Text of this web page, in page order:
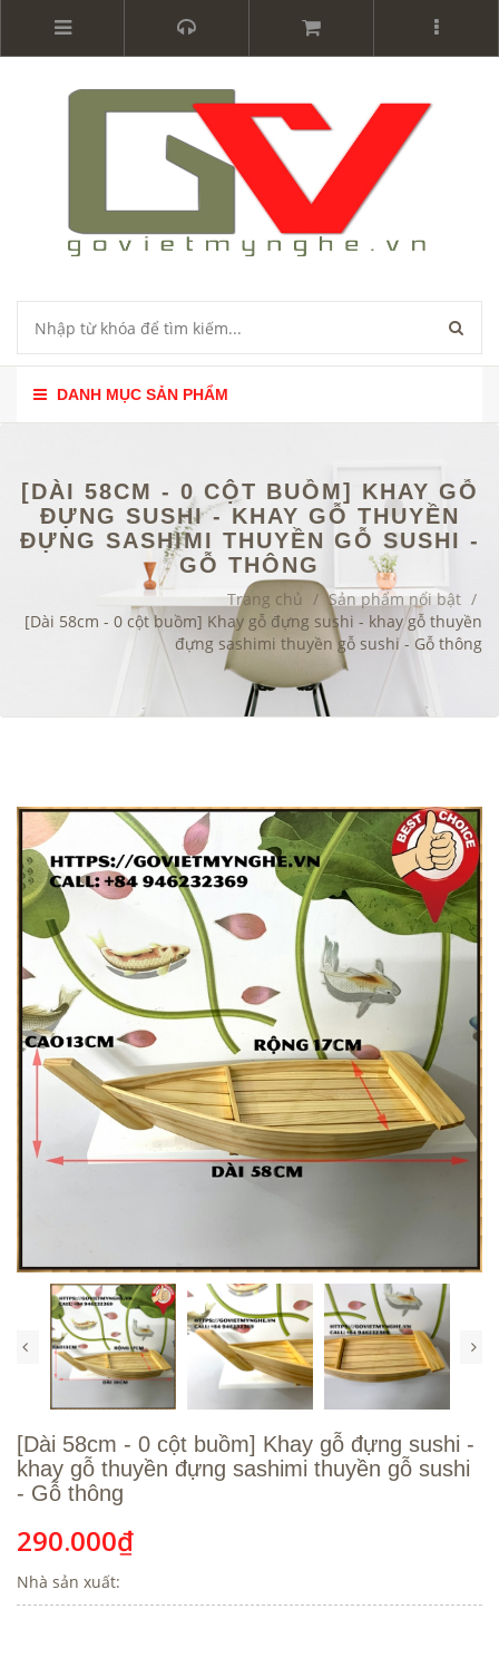
DANH MỤC SẢN PHẨM
[DÀI 58CM - 0 CỘT BUỒM] KHAY GỖ
ĐỰNG SUSHI - KHAY GỖ THUYỀN
ĐỰNG SASHIMI THUYỀN GỖ SUSHI -
GỖ THÔNG
Trang chủ / Sản phẩm nổi bật /
[Dài 58cm - 0 cột buồm] Khay gỗ đựng sushi - khay gỗ thuyền
đựng sashimi thuyền gỗ sushi - Gỗ thông
[Dài 58cm - 0 cột buồm] Khay gỗ đựng sushi -
khay gỗ thuyền đựng sashimi thuyền gỗ sushi
- Gỗ thông
290.000₫
Nhà sản xuất: